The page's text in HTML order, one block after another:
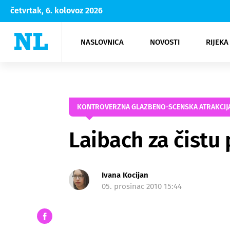
četvrtak, 6. kolovoz 2026
NASLOVNICA NOVOSTI
Rijeka Opatija
NK
Moda
Kultura
KONTROVERZNA GLAZBENO-SCENSKA
Laibach za čistu
Ivana Kocijan
05. prosinac 2010 15:44